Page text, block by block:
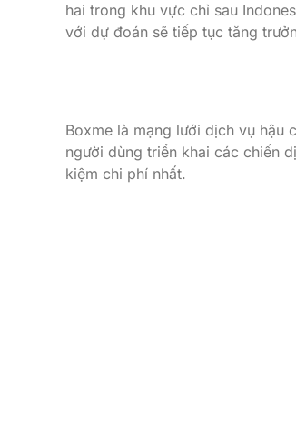
hai trong khu vực chỉ sau
với dự đoán sẽ tiếp tục tăng
Boxme là mạng lưới dịch vụ hậu
người dùng triển khai các chiến
kiệm chi phí nhất.